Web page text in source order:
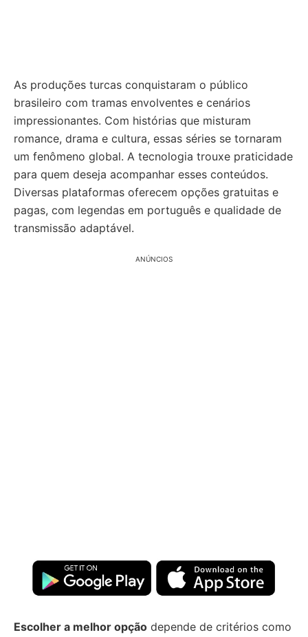
As produções turcas conquistaram o público
brasileiro com tramas envolventes e cenários
impressionantes. Com histórias que misturam
romance, drama e cultura, essas séries se tornaram
um fenômeno global. A tecnologia trouxe praticidade
para quem deseja acompanhar esses conteúdos.
Diversas plataformas oferecem opções gratuitas e
pagas, com legendas em português e qualidade de
transmissão adaptável.
ANÚNCIOS
Escolher a melhor opção depende de critérios como